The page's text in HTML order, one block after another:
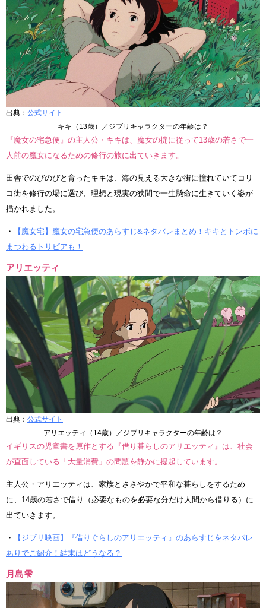
出典： 公式サイト
キキ（13歳）／ジブリキャラクターの年齢は？
『魔女の宅急便』の主人公・キキは、魔女の掟に従って13歳の若さで一
人前の魔女になるための修行の旅に出ていきます。
田舎でのびのびと育ったキキは、海の見える大きな街に憧れていてコリ
コ街を修行の場に選び、理想と現実の狭間で一生懸命に生きていく姿が
描かれました。
・
【魔女宅】魔女の宅急便のあらすじ&ネタバレまとめ！キキとトンボに
まつわるトリビアも！
アリエッティ
出典： 公式サイト
アリエッティ（14歳）／ジブリキャラクターの年齢は？
イギリスの児童書を原作とする『借り暮らしのアリエッティ』は、社会
が直面している「大量消費」の問題を静かに提起しています。
主人公・アリエッティは、家族とささやかで平和な暮らしをするため
に、14歳の若さで借り（必要なものを必要な分だけ人間から借りる）に
出ていきます。
・
【ジブリ映画】『借りぐらしのアリエッティ』のあらすじをネタバレ
ありでご紹介！結末はどうなる？
月島雫